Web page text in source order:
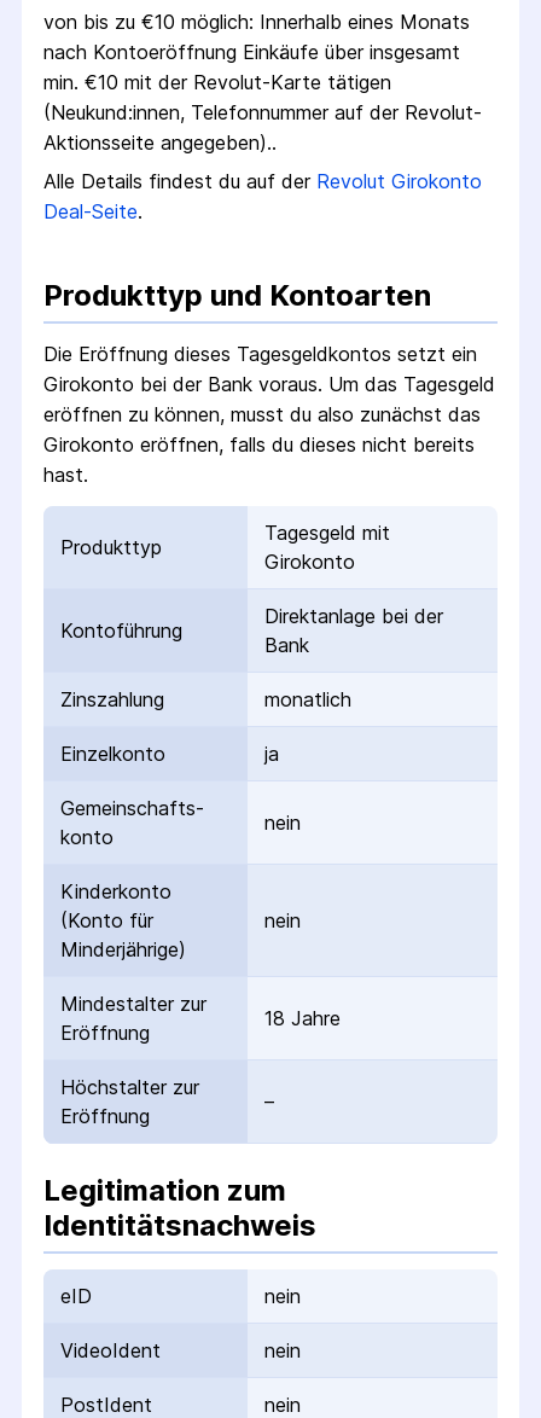
von bis zu €10 möglich: Innerhalb eines Monats
nach Konto­eröffnung Einkäufe über insgesamt
min. €10 mit der Revolut-Karte tätigen
(Neukund:innen, Telefon­nummer auf der Revolut-
Aktions­seite angegeben)..
Alle Details findest du auf der Revolut Girokonto
Deal-Seite.
Produkttyp und Kontoarten
Die Eröffnung dieses Tagesgeldkontos setzt ein
Girokonto bei der Bank voraus. Um das Tagesgeld
eröffnen zu können, musst du also zunächst das
Girokonto eröffnen, falls du dieses nicht bereits
hast.
Produkttyp
Tagesgeld mit
Girokonto
Kontoführung
Direktanlage bei der
Bank
Zinszahlung monatlich
Einzelkonto ja
Gemeinschafts­
konto
nein
Kinderkonto
(Konto für
Minderjährige)
nein
Mindestalter zur
Eröffnung
18 Jahre
Höchstalter zur
Eröffnung
–
Legitimation zum
Identitätsnachweis
eID nein
VideoIdent nein
PostIdent nein